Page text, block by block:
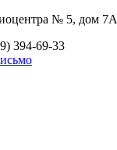
№ 5, дом 7А
394-69-33